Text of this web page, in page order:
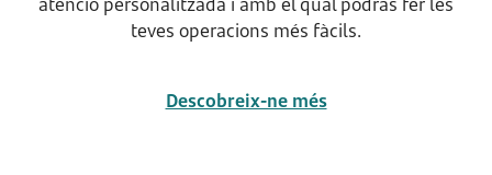
teves operacions més fàcils.
Descobreix-ne més